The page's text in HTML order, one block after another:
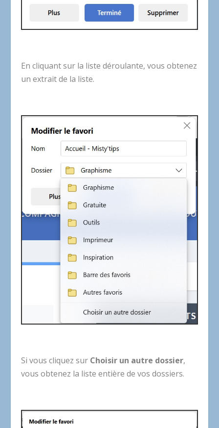
En cliquant sur la liste déroulante, vous obtenez
un extrait de la liste.
Si vous cliquez sur Choisir un autre dossier,
vous obtenez la liste entière de vos dossiers.